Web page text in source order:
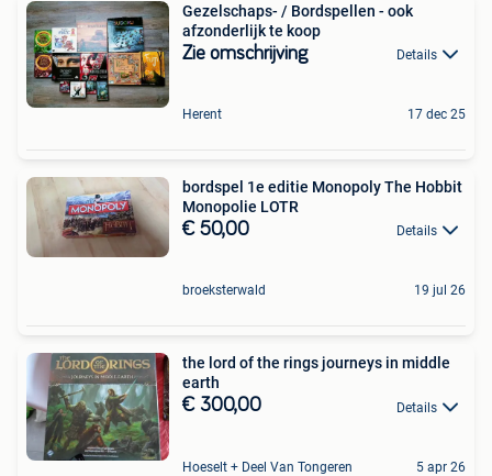
Gezelschaps- / Bordspellen - ook
afzonderlijk te koop
Zie omschrijving Details
Herent 17 dec 25
bordspel 1e editie Monopoly The Hobbit
Monopolie LOTR
€ 50,00 Details
broeksterwald 19 jul 26
the lord of the rings journeys in middle
earth
€ 300,00 Details
Hoeselt + Deel Van Tongeren 5 apr 26